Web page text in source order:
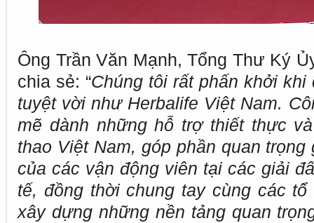
Ông Trần Văn Mạnh, Tổng Thư Ký
chia sẻ: “Chúng tôi rất phấn khởi
tuyệt vời như Herbalife Việt Nam.
mẽ dành những hỗ trợ thiết thực
thao Việt Nam, góp phần quan
của các vận động viên tại các giải
tế, đồng thời chung tay cùng các
xây dựng những nền tảng quan